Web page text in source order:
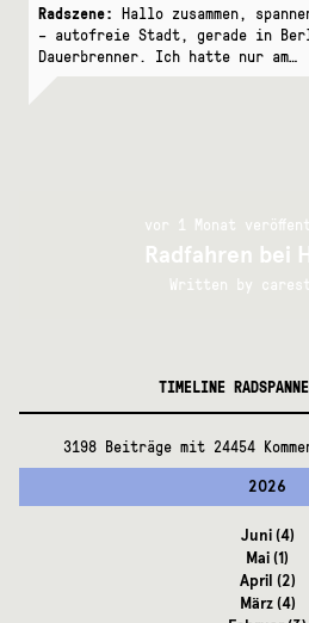
Radszene: Hallo zusammen,
– autofreie Stadt, gerade in
Dauerbrenner. Ich hatte nur am…
vor 1 Monat
Radfahren bei
Written by
TIMELINE
3198 Beiträge mit 24454
2026
Juni(4)
Mai(1)
April (2)
März(4)